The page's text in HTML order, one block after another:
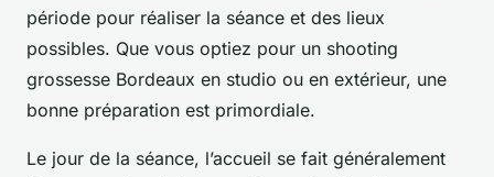
période pour réaliser la séance et des lieux
possibles. Que vous optiez pour un shooting
grossesse Bordeaux en studio ou en extérieur, une
bonne préparation est primordiale.
Le jour de la séance, l’accueil se fait généralement